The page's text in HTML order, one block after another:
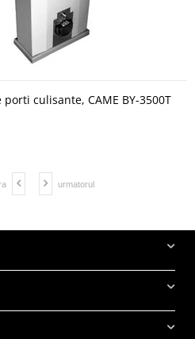
CAME BY-3500T
urmatorul